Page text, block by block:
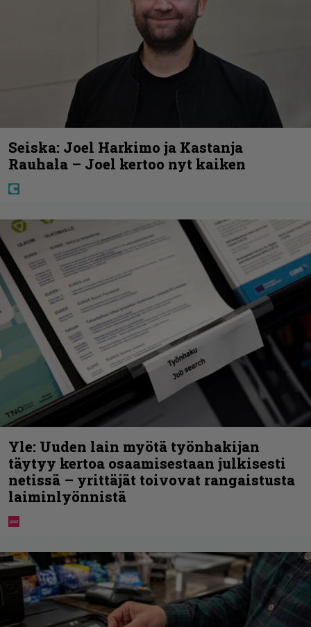
Seiska: Joel Harkimo ja Kastanja
Rauhala – Joel kertoo nyt kaiken
Yle: Uuden lain myötä työnhakijan
täytyy kertoa osaamisestaan julkisesti
netissä – yrittäjät toivovat rangaistusta
laiminlyönnistä